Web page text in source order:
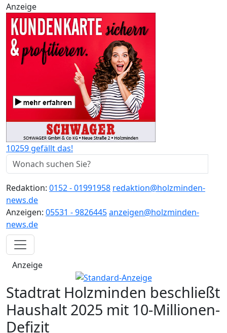
Anzeige
10259 gefällt das!
Redaktion: 0152 - 01991958 redaktion@holzminden-
news.de
Anzeigen: 05531 - 9826445anzeigen@holzminden-
news.de
Anzeige
Stadtrat Holzminden beschließt
Haushalt 2025 mit 10-Millionen-
Defizit